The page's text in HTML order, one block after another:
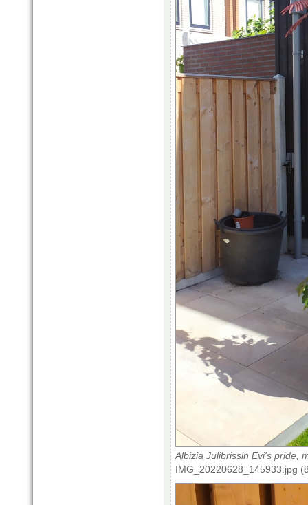
Albizia Julibrissin Evi's pride,
IMG_20220628_145933.jpg